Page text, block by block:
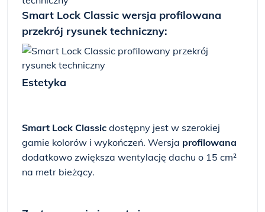
Smart Lock Classic wersja profilowana
przekrój rysunek techniczny:
Estetyka
Smart Lock Classic dostępny jest w szerokiej
gamie kolorów i wykończeń. Wersja profilowana
dodatkowo zwiększa wentylację dachu o 15 cm²
na metr bieżący.